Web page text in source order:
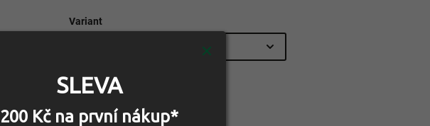
Variant
Choose variant
SLEVA
200 Kč na první nákup*